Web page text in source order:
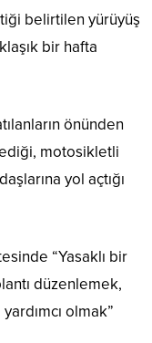
belirtilen yürüyüş
bir hafta
önünden
motosikletli
yol açtığı
“Yasaklı bir
düzenlemek,
olmak”